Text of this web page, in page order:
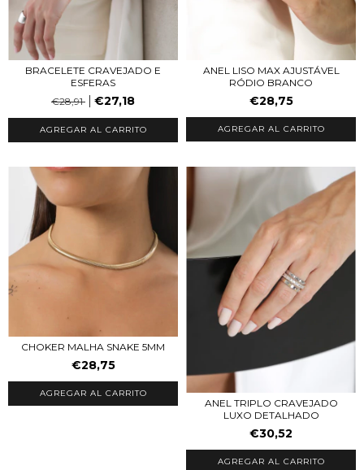
BRACELETE CRAVEJADO E
ESFERAS
€28,91
€27,18
AGREGAR AL CARRITO
ANEL LISO MAX AJUSTÁVEL
RÓDIO BRANCO
€28,75
CHOKER MALHA SNAKE 5MM
€28,75
AGREGAR AL CARRITO
ANEL TRIPLO CRAVEJADO
LUXO DETALHADO
€30,52
AGREGAR AL CARRITO